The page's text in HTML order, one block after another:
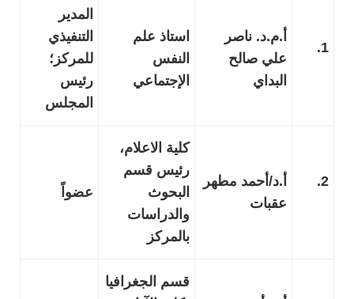
1.
أ.م.د. ناصر
علي صالح
البداي
استاذ علم
النفس
الإجتماعي
المدير
التنفيذي
للمركز؛
رئيس
المجلس
2.
أ.د/أحمد مطهر
عقبات
كلية الاعلام،
رئيس قسم
البحوث
والدراسات
بالمركز
عضواً
قسم الجغرافيا